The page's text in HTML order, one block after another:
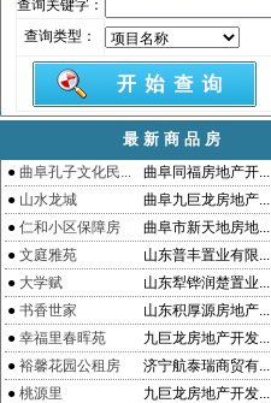
查询关键字：
查询类型：
最新商品房
● 曲阜孔子文化民...
曲阜同福房地产开...
● 山水龙城
曲阜九巨龙房地产...
● 仁和小区保障房
曲阜市新天地房地...
● 文庭雅苑
山东普丰置业有限...
● 大学赋
山东犁铧润楚置业...
● 书香世家
山东积厚源房地产...
● 幸福里春晖苑
九巨龙房地产开发...
● 裕馨花园公租房
济宁航泰瑞商贸有...
● 桃源里
九巨龙房地产开发...